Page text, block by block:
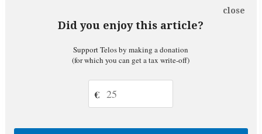
Did you enjoy this article?
close
Support Telos by making a donation
(for which you can get a tax write-off)
€